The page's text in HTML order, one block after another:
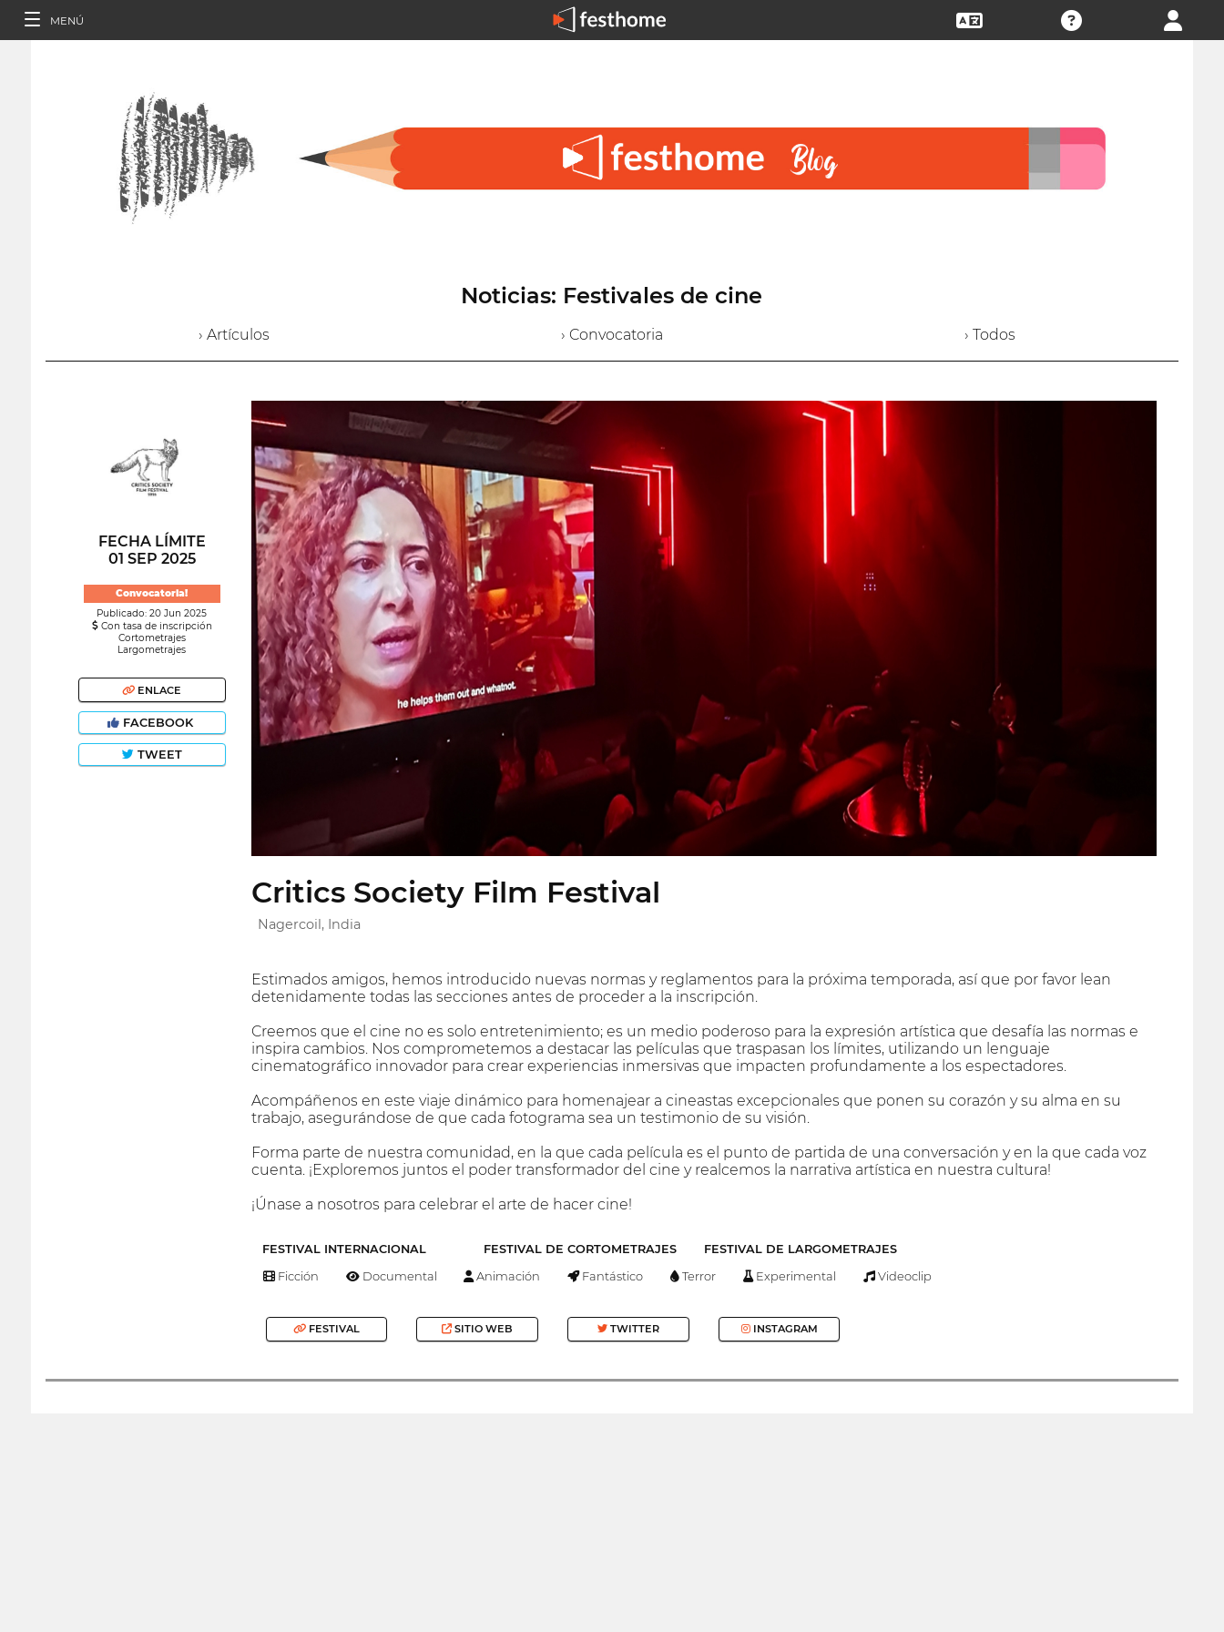
MENÚ
Noticias: Festivales de cine
› Artículos › Convocatoria › Todos
FECHA LÍMITE
01 SEP 2025
Convocatoria!
Publicado: 20 Jun 2025
Con tasa de inscripción
Cortometrajes
Largometrajes
ENLACE
FACEBOOK
TWEET
Critics Society Film Festival
Nagercoil, India
Estimados amigos, hemos introducido nuevas normas y reglamentos para la próxima temporada, así que por favor lean
detenidamente todas las secciones antes de proceder a la inscripción.
Creemos que el cine no es solo entretenimiento; es un medio poderoso para la expresión artística que desafía las normas e
inspira cambios. Nos comprometemos a destacar las películas que traspasan los límites, utilizando un lenguaje
cinematográfico innovador para crear experiencias inmersivas que impacten profundamente a los espectadores.
Acompáñenos en este viaje dinámico para homenajear a cineastas excepcionales que ponen su corazón y su alma en su
trabajo, asegurándose de que cada fotograma sea un testimonio de su visión.
Forma parte de nuestra comunidad, en la que cada película es el punto de partida de una conversación y en la que cada voz
cuenta. ¡Exploremos juntos el poder transformador del cine y realcemos la narrativa artística en nuestra cultura!
¡Únase a nosotros para celebrar el arte de hacer cine!
FESTIVAL INTERNACIONAL FESTIVAL DE CORTOMETRAJES FESTIVAL DE LARGOMETRAJES
Ficción Documental Animación Fantástico Terror Experimental Videoclip
FESTIVAL SITIO WEB TWITTER INSTAGRAM